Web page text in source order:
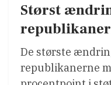
Størst
De største
republikanerne